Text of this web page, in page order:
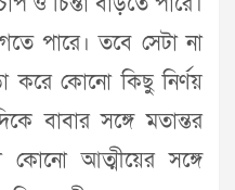
পারে। তবে সেটা না
করে কোনো কিছু নির্ণয়
বাবার সঙ্গে মতান্তর
কোনো আত্মীয়ের সঙ্গে